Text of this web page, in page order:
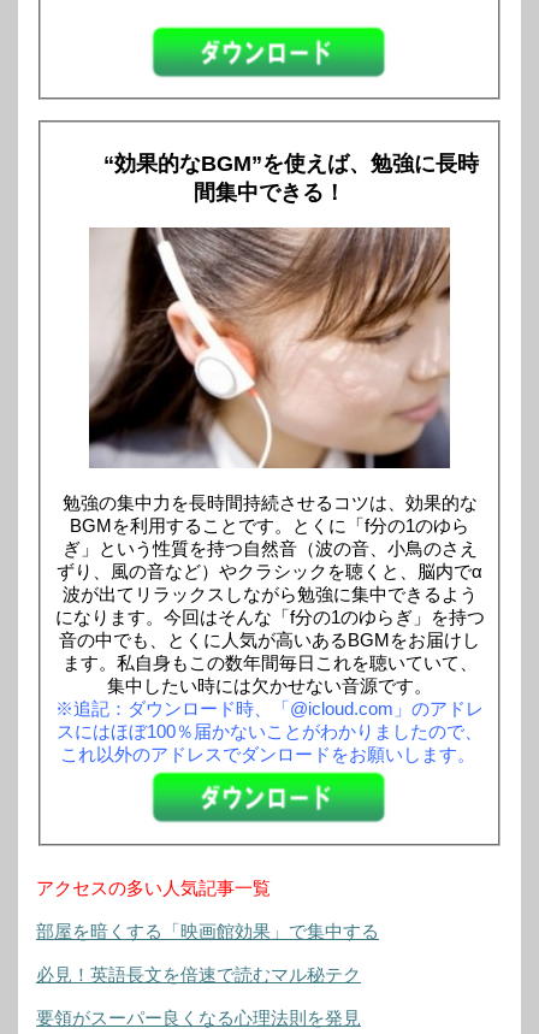
“効果的なBGM”を使えば、勉強に長時
間集中できる！
勉強の集中力を長時間持続させるコツは、効果的な
BGMを利用することです。とくに「f分の1のゆら
ぎ」という性質を持つ自然音（波の音、小鳥のさえ
ずり、風の音など）やクラシックを聴くと、脳内でα
波が出てリラックスしながら勉強に集中できるよう
になります。今回はそんな「f分の1のゆらぎ」を持つ
音の中でも、とくに人気が高いあるBGMをお届けし
ます。私自身もこの数年間毎日これを聴いていて、
集中したい時には欠かせない音源です。
※追記：ダウンロード時、「@icloud.com」のアドレ
スにはほぼ100％届かないことがわかりましたので、
これ以外のアドレスでダンロードをお願いします。
アクセスの多い人気記事一覧
部屋を暗くする「映画館効果」で集中する
必見！英語長文を倍速で読むマル秘テク
要領がスーパー良くなる心理法則を発見